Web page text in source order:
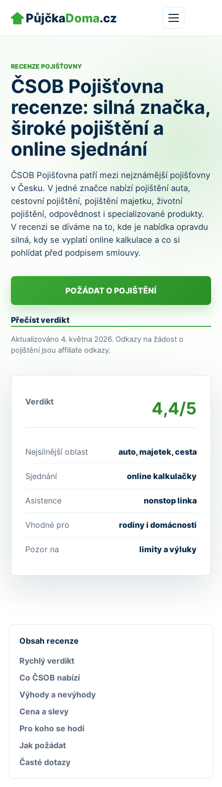
PůjčkaDoma.cz
RECENZE POJIŠŤOVNY
ČSOB Pojišťovna
recenze: silná značka,
široké pojištění a
online sjednání
ČSOB Pojišťovna patří mezi nejznámější pojišťovny
v Česku. V jedné značce nabízí pojištění auta,
cestovní pojištění, pojištění majetku, životní
pojištění, odpovědnost i specializované produkty.
V recenzi se díváme na to, kde je nabídka opravdu
silná, kdy se vyplatí online kalkulace a co si
pohlídat před podpisem smlouvy.
POŽÁDAT O POJIŠTĚNÍ
Přečíst verdikt
Aktualizováno 4. května 2026. Odkazy na žádost o
pojištění jsou affiliate odkazy.
Verdikt 4,4/5
Nejsilnější oblast auto, majetek, cesta
Sjednání online kalkulačky
Asistence nonstop linka
Vhodné pro rodiny i domácnosti
Pozor na limity a výluky
Obsah recenze
Rychlý verdikt
Co ČSOB nabízí
Výhody a nevýhody
Cena a slevy
Pro koho se hodí
Jak požádat
Časté dotazy